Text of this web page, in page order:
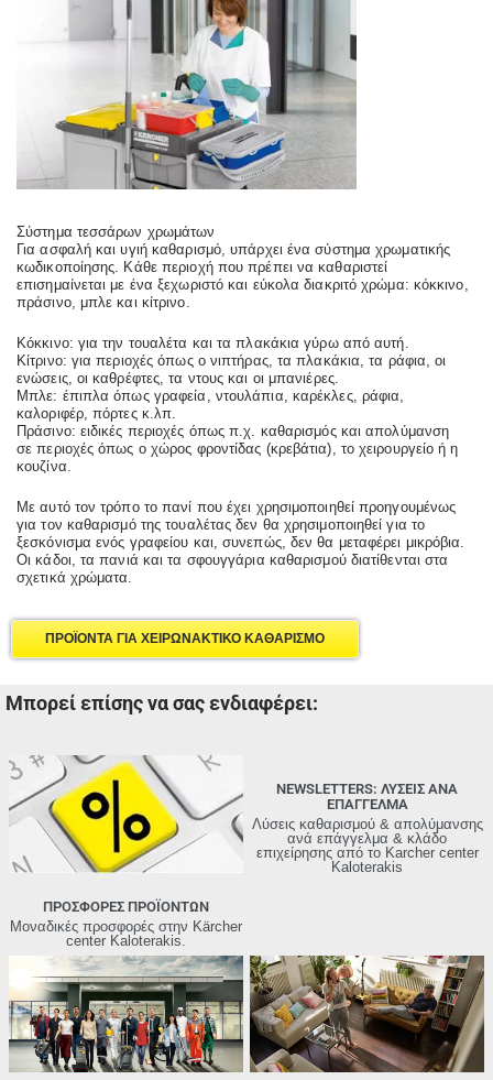
Σύστημα τεσσάρων χρωμάτων
Για ασφαλή και υγιή καθαρισμό, υπάρχει ένα σύστημα χρωματικής
κωδικοποίησης. Κάθε περιοχή που πρέπει να καθαριστεί
επισημαίνεται με ένα ξεχωριστό και εύκολα διακριτό χρώμα: κόκκινο,
πράσινο, μπλε και κίτρινο.
Κόκκινο: για την τουαλέτα και τα πλακάκια γύρω από αυτή.
Κίτρινο: για περιοχές όπως ο νιπτήρας, τα πλακάκια, τα ράφια, οι
ενώσεις, οι καθρέφτες, τα ντους και οι μπανιέρες.
Μπλε: έπιπλα όπως γραφεία, ντουλάπια, καρέκλες, ράφια,
καλοριφέρ, πόρτες κ.λπ.
Πράσινο: ειδικές περιοχές όπως π.χ. καθαρισμός και απολύμανση
σε περιοχές όπως ο χώρος φροντίδας (κρεβάτια), το χειρουργείο ή η
κουζίνα.
Με αυτό τον τρόπο το πανί που έχει χρησιμοποιηθεί προηγουμένως
για τον καθαρισμό της τουαλέτας δεν θα χρησιμοποιηθεί για το
ξεσκόνισμα ενός γραφείου και, συνεπώς, δεν θα μεταφέρει μικρόβια.
Οι κάδοι, τα πανιά και τα σφουγγάρια καθαρισμού διατίθενται στα
σχετικά χρώματα.
ΠΡΟΪΟΝΤΑ ΓΙΑ ΧΕΙΡΩΝΑΚΤΙΚΟ ΚΑΘΑΡΙΣΜΟ
Μπορεί επίσης να σας ενδιαφέρει:
ΠΡΟΣΦΟΡΕΣ ΠΡΟΪΟΝΤΩΝ
Μοναδικές προσφορές στην Kärcher
center Kaloterakis.
NEWSLETTERS: ΛΥΣΕΙΣ ΑΝΑ
ΕΠΑΓΓΕΛΜΑ
Λύσεις καθαρισμού & απολύμανσης
ανά επάγγελμα & κλάδο
επιχείρησης από τo Karcher center
Kaloterakis